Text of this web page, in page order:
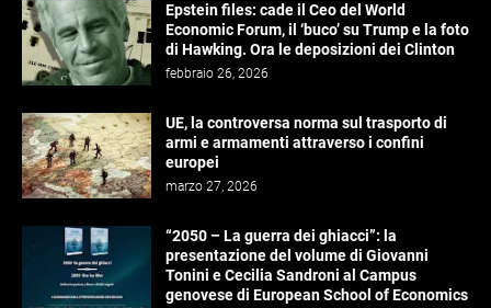
Epstein files: cade il Ceo del World
Economic Forum, il ‘buco’ su Trump e la foto
di Hawking. Ora le deposizioni dei Clinton
febbraio 26, 2026
UE, la controversa norma sul trasporto di
armi e armamenti attraverso i confini
europei
marzo 27, 2026
“2050 – La guerra dei ghiacci”: la
presentazione del volume di Giovanni
Tonini e Cecilia Sandroni al Campus
genovese di European School of Economics